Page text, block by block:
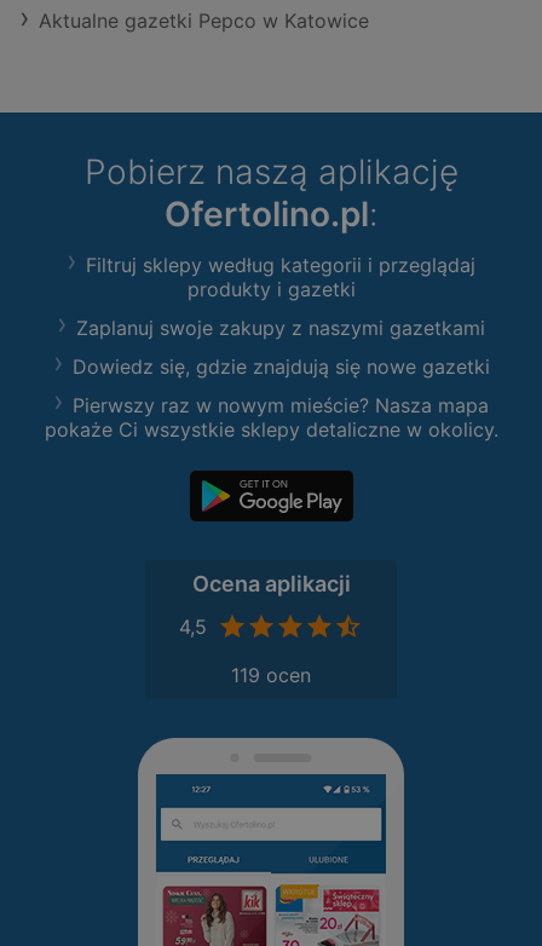
Aktualne gazetki Pepco w Katowice
Pobierz naszą aplikację
Ofertolino.pl:
Filtruj sklepy według kategorii i przeglądaj
produkty i gazetki
Zaplanuj swoje zakupy z naszymi gazetkami
Dowiedz się, gdzie znajdują się nowe gazetki
Pierwszy raz w nowym mieście? Nasza mapa
pokaże Ci wszystkie sklepy detaliczne w okolicy.
Ocena aplikacji
4,5
119 ocen